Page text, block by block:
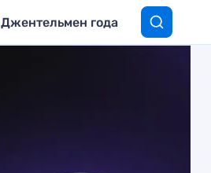
Джентельмен года